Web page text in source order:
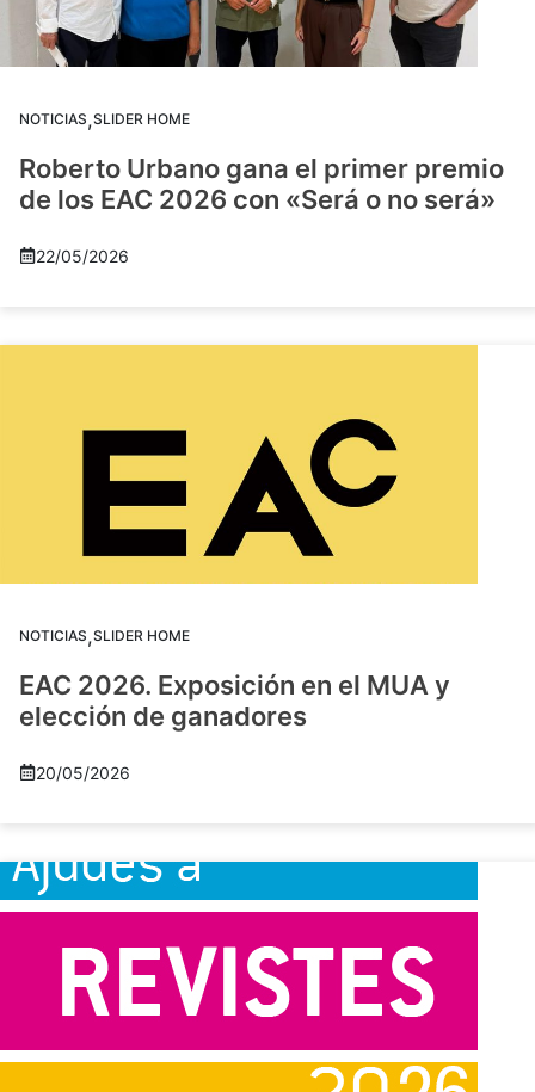
NOTICIAS,SLIDER HOME
Roberto Urbano gana el primer premio
de los EAC 2026 con «Será o no será»
22/05/2026
NOTICIAS,SLIDER HOME
EAC 2026. Exposición en el MUA y
elección de ganadores
20/05/2026